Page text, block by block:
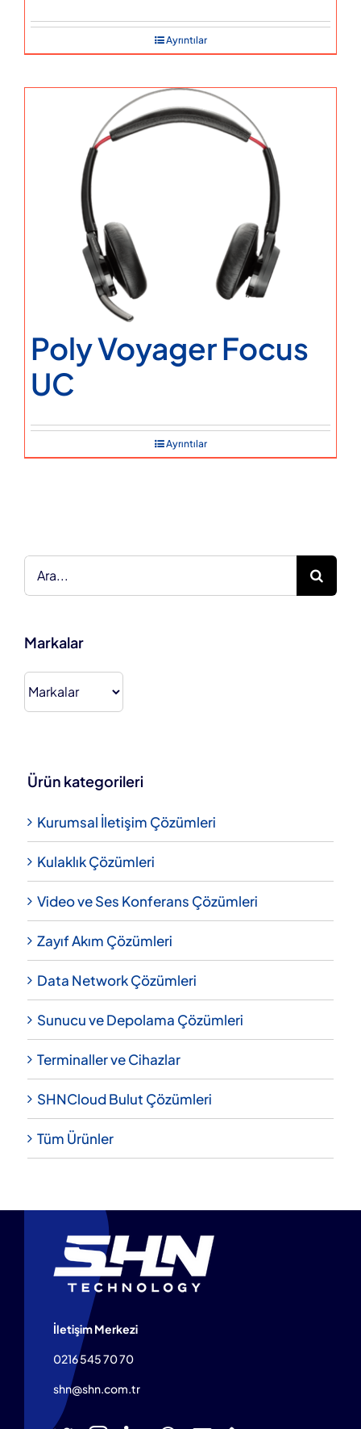
Ayrıntılar
Poly Voyager Focus
UC
Ayrıntılar
Markalar
Ürün kategorileri
Kurumsal İletişim Çözümleri
Kulaklık Çözümleri
Video ve Ses Konferans Çözümleri
Zayıf Akım Çözümleri
Data Network Çözümleri
Sunucu ve Depolama Çözümleri
Terminaller ve Cihazlar
SHNCloud Bulut Çözümleri
Tüm Ürünler
İletişim Merkezi
0216 545 70 70
shn@shn.com.tr